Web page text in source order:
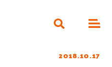
2018.10.17